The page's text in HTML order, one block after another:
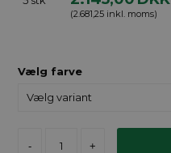
(2.681,25 inkl. moms)
Vælg farve
- +